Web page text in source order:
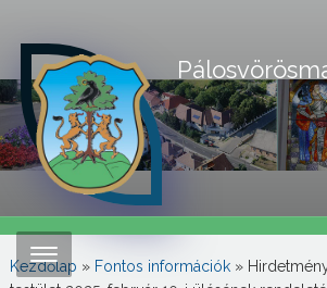
Kezdőlap » Fontos információk»